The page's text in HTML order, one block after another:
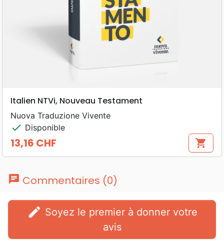
Italien NTVi, Nouveau Testament
Nuova Traduzione Vivente
check Disponible
Prix
13,16 CHF shopping_cart
chat Commentaires (0)
edit
avis